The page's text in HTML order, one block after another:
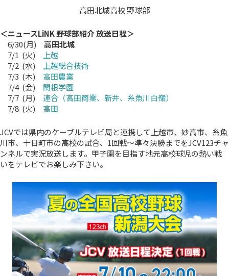
高田北城高校 野球部
＜ニュースLiNK 野球部紹介 放送日程＞
6/30(月) 高田北城
7/1 (火) 上越
7/2 (水) 上越総合技術
7/3 (木) 高田農業
7/4 (金) 関根学園
7/7 (月) 連合（高田商業、新井、糸魚川白嶺）
7/8 (火) 高田
JCVでは県内のケーブルテレビ局と連携して上越市、妙高市、糸魚
川市、十日町市の高校の試合、1回戦～準々決勝までをJCV123チャ
ンネルで実況放送します。甲子園を目指す地元高校球児の熱い戦
いをテレビでお楽しみ下さい。